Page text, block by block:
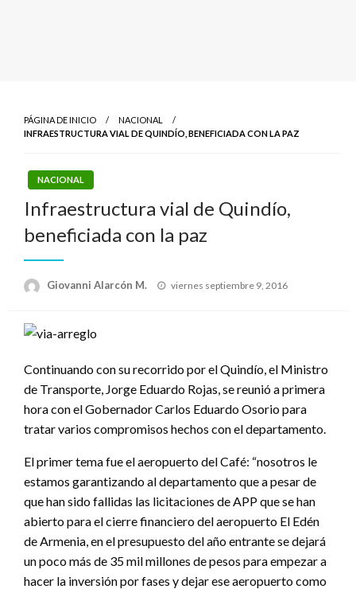
PÁGINA DE INICIO
NACIONAL
INFRAESTRUCTURA VIAL DE QUINDÍO, BENEFICIADA CON LA PAZ
NACIONAL
Infraestructura vial de Quindío,
beneficiada con la paz
Giovanni Alarcón M.
Publicado
viernes septiembre 9, 2016
Continuando con su recorrido por el Quindío, el Ministro
de Transporte, Jorge Eduardo Rojas, se reunió a primera
hora con el Gobernador Carlos Eduardo Osorio para
tratar varios compromisos hechos con el departamento.
El primer tema fue el aeropuerto del Café: “nosotros le
estamos garantizando al departamento que a pesar de
que han sido fallidas las licitaciones de APP que se han
abierto para el cierre financiero del aeropuerto El Edén
de Armenia, en el presupuesto del año entrante se dejará
un poco más de 35 mil millones de pesos para empezar a
hacer la inversión por fases y dejar ese aeropuerto como